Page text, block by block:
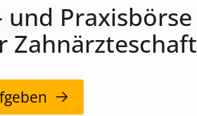
und
Zahnärzteschaft